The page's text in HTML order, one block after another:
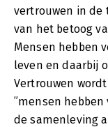
vertrouwen in de
van het betoog
Mensen hebben
leven en daarbij
Vertrouwen
”mensen
de samenleving